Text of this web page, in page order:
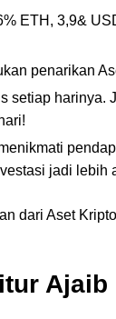
ETH, 3,9&
penarikan
setiap harinya.
jadi lebih
dari Aset